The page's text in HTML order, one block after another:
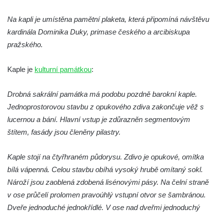
Křížová cesta Římov – XXIII. kaple –
Cyrénský pomáhá Ježíši nést kříž
Popravní brána
Křížová cesta Římov – XX. kaple – Svatá
Veronika potkává Ježíše a utírá mu do své
roušky pot z tváře
kříž nesoucí potkává Pannu Marii
Křížová cesta Římov – XVII. kaple – Velký
Na kapli je umístěna pamětní plaketa, která připomíná návštěvu
kardinála Dominika Duky, primase českého a arcibiskupa
pražského.
Kaple je kulturní památkou:
Drobná sakrální památka má podobu pozdně barokní kaple.
Jednoprostorovou stavbu z opukového zdiva zakončuje věž s
lucernou a bání. Hlavní vstup je zdůrazněn segmentovým
štítem, fasády jsou členěny pilastry.
Kaple stojí na čtyřhraném půdorysu. Zdivo je opukové, omítka
bílá vápenná. Celou stavbu obíhá vysoký hrubě omítaný sokl.
Nároží jsou zaoblená zdobená lisénovými pásy. Na čelní straně
v ose průčelí prolomen pravoúhlý vstupní otvor se šambránou.
Dveře jednoduché jednokřídlé. V ose nad dveřmi jednoduchý